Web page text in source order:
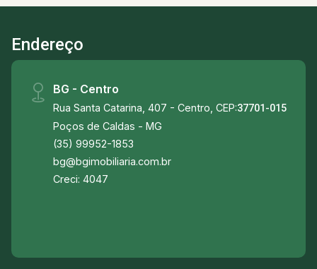
oferecendo uma variedade de opções para
quem tem animais de estimação, enquanto o
playground garante a diversão das crianças. A
de exercícios sem sair de casa e a sauna com
duchas proporciona relaxamento após um longo
dia. Nos dias de calor, a maravilhosa piscina é o
lugar ideal para se refrescar e a quadra oferece
a possibilidade de praticar esportes como vôlei
de areia e beach tennis. Além disso, o salão de
lazer para toda a família!
Endereço
BG - Centro
Rua Santa Catarina, 407 - Centro, CEP:37701-015
Poços de Caldas - MG
(35) 99952-1853
bg@bgimobiliaria.com.br
Creci: 4047